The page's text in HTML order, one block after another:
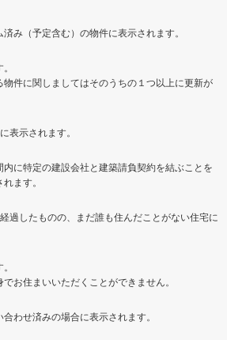
み（予定含む）の物件に表示されます。
件に関しましてはそのうちの１つ以上に更新が
表示されます。
に特定の建設会社と建築請負契約を結ぶことを
ます。
過したものの、まだ誰も住んだことがない住宅に
お住まいいただくことができません。
わせ済みの場合に表示されます。